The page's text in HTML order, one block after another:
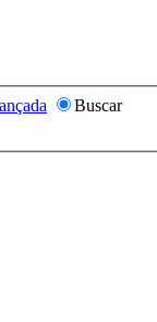
Buscar